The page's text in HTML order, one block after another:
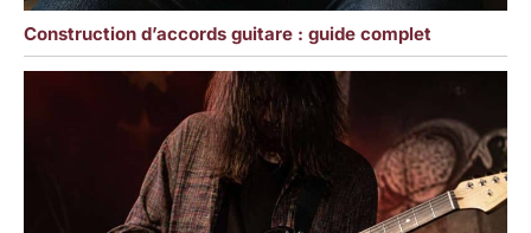
Construction d’accords guitare : guide complet